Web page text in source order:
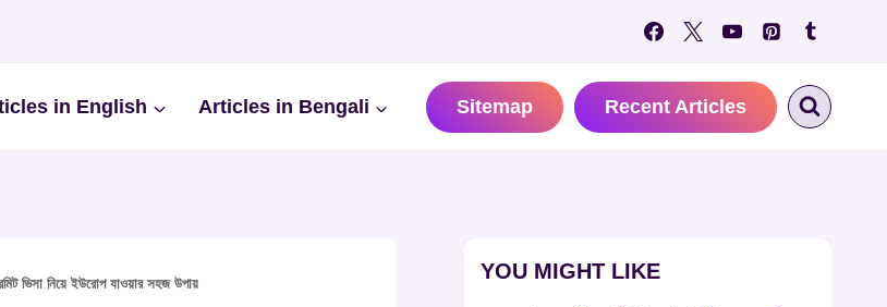
in English Articles in Bengali Sitemap Recent Articles
ভিসা নিয়ে ইউরোপ যাওয়ার সহজ উপায়
YOU MIGHT LIKE